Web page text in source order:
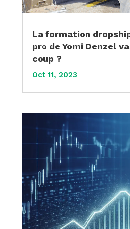
La formation
pro de Yomi Denzel
coup ?
Oct 11, 2023